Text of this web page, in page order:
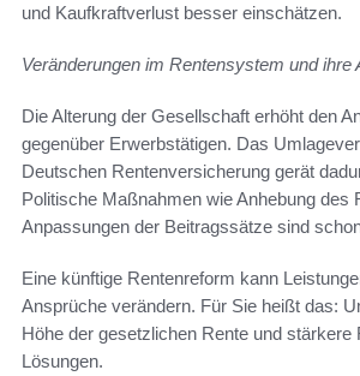
und Kaufkraftverlust besser einschätzen.
Veränderungen im Rentensystem und ihre
Die Alterung der Gesellschaft erhöht den
gegenüber Erwerbstätigen. Das
Deutschen Rentenversicherung gerät
Politische Maßnahmen wie Anhebung des
Anpassungen der Beitragssätze sind
Eine künftige Rentenreform kann
Ansprüche verändern. Für Sie heißt das:
Höhe der gesetzlichen Rente und stärkere
Lösungen.